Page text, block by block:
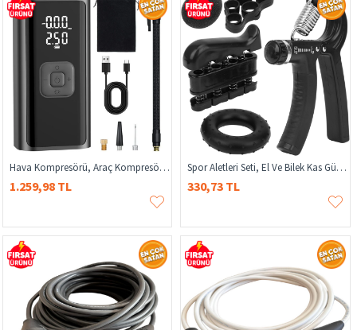
Hava Kompresörü, Araç Kompresörü, Şişirme Pompası, Taşınabilir Hava Kompresörü, Şarjlı Hava Pompası
1.259,98 TL
Spor Aletleri Seti, El Ve Bilek Kas Güçlendirici Set, 5 Parça El, Kol Ve Parmak Egzersiz Seti, Egzersiz Seti, El Kavrama Güçlendirici
330,73 TL